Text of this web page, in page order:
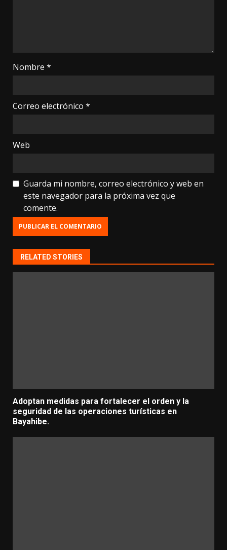
Nombre *
Correo electrónico *
Web
Guarda mi nombre, correo electrónico y web en
este navegador para la próxima vez que
comente.
RELATED STORIES
Adoptan medidas para fortalecer el orden y la
seguridad de las operaciones turísticas en
Bayahibe.